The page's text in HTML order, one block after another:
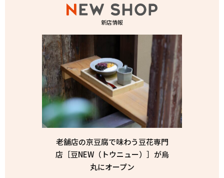
新店情報
老舗店の京豆腐で味わう豆花専門
店［豆NEW（トウニュー）］が烏
丸にオープン